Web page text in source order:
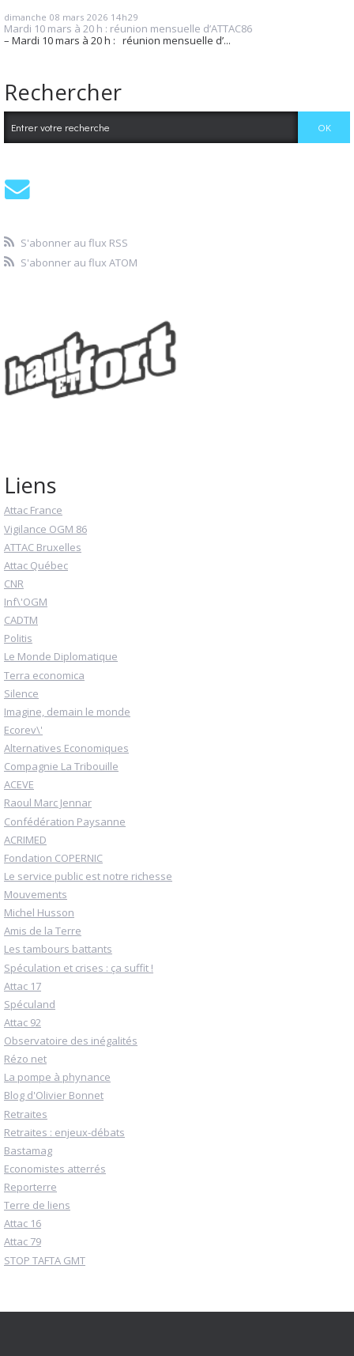
dimanche 08 mars 2026 14h29
Mardi 10 mars à 20 h : réunion mensuelle d’ATTAC86
– Mardi 10 mars à 20 h : réunion mensuelle d’...
Rechercher
S'abonner au flux RSS
S'abonner au flux ATOM
Liens
Attac France
Vigilance OGM 86
ATTAC Bruxelles
Attac Québec
CNR
Inf\'OGM
CADTM
Politis
Le Monde Diplomatique
Terra economica
Silence
Imagine, demain le monde
Ecorev\'
Alternatives Economiques
Compagnie La Tribouille
ACEVE
Raoul Marc Jennar
Confédération Paysanne
ACRIMED
Fondation COPERNIC
Le service public est notre richesse
Mouvements
Michel Husson
Amis de la Terre
Les tambours battants
Spéculation et crises : ça suffit !
Attac 17
Spéculand
Attac 92
Observatoire des inégalités
Rézo net
La pompe à phynance
Blog d'Olivier Bonnet
Retraites
Retraites : enjeux-débats
Bastamag
Economistes atterrés
Reporterre
Terre de liens
Attac 16
Attac 79
STOP TAFTA GMT